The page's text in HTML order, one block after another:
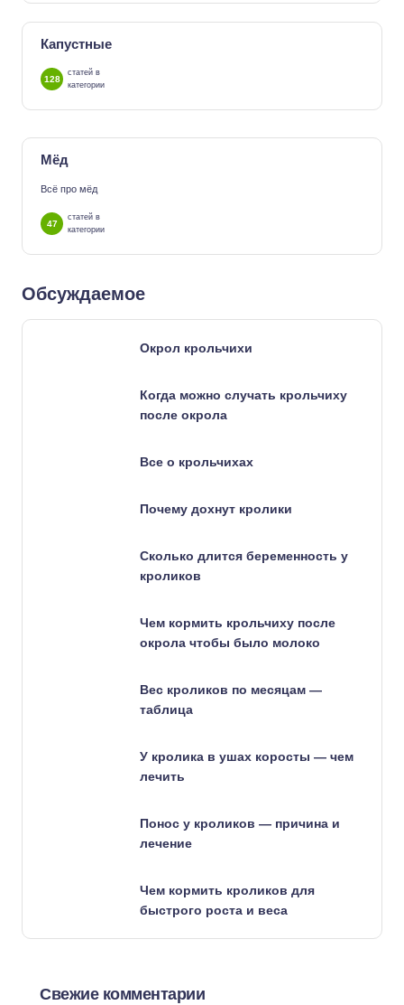
Капустные
128
статей в
категории
Мёд
Всё про мёд
47
статей в
категории
Обсуждаемое
Окрол крольчихи
Когда можно случать крольчиху
после окрола
Все о крольчихах
Почему дохнут кролики
Сколько длится беременность у
кроликов
Чем кормить крольчиху после
окрола чтобы было молоко
Вес кроликов по месяцам —
таблица
У кролика в ушах коросты — чем
лечить
Понос у кроликов — причина и
лечение
Чем кормить кроликов для
быстрого роста и веса
Свежие комментарии